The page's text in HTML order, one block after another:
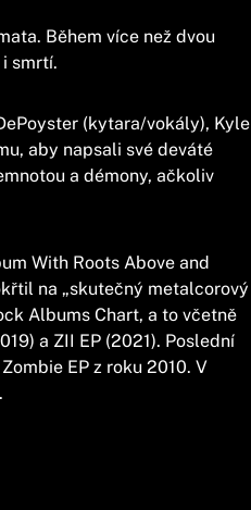
Během více než dvou
smrtí.
(kytara/vokály), Kyle
aby napsali své deváté
a démony, ačkoliv
With Roots Above and
na „skutečný metalcorový
Albums Chart, a to včetně
a ZII EP (2021). Poslední
EP z roku 2010. V